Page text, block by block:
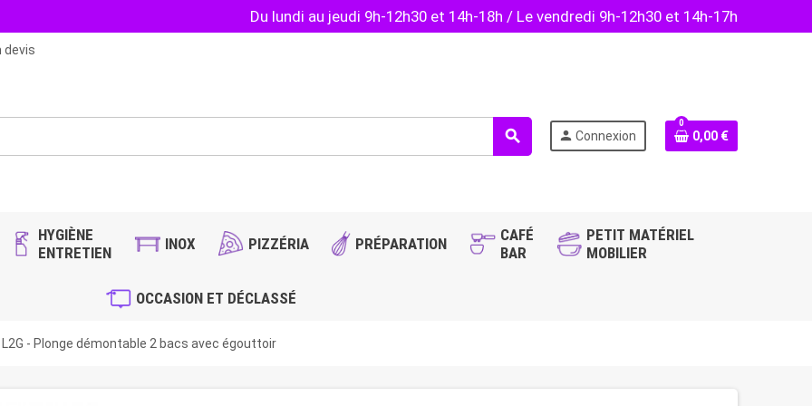
Du lundi au jeudi 9h-12h30 et 14h-18h / Le vendredi 9h-12h30 et 14h-17h
devis
search person Connexion
0
0,00 €
HYGIÈNE
ENTRETIEN
INOX PIZZÉRIA PRÉPARATION
CAFÉ
BAR
PETIT MATÉRIEL
MOBILIER
OCCASION ET DÉCLASSÉ
L2G - Plonge démontable 2 bacs avec égouttoir